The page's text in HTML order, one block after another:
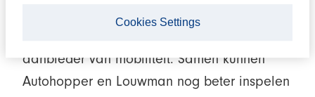
autoverhuurconcept een verdere invulling
aanbieder van mobiliteit. Samen kunnen
Autohopper en Louwman nog beter inspelen
Cookies Settings